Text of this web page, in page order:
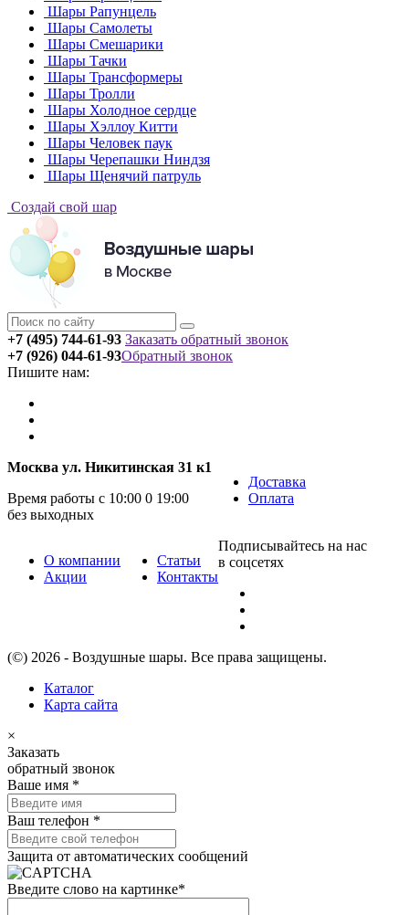
Шары Рапунцель
Шары Самолеты
Шары Смешарики
Шары Тачки
Шары Трансформеры
Шары Тролли
Шары Холодное сердце
Шары Хэллоу Китти
Шары Человек паук
Шары Черепашки Ниндзя
Шары Щенячий патруль
Создай свой шар
+7 (495) 744-61-93 Заказать обратный звонок
+7 (926) 044-61-93
Пишите нам:
Обратный звонок
Москва ул. Никитинская 31 к1
Время работы с 10:00 0 19:00
без выходных
Доставка
Оплата
О компании
Акции
Статьи
Контакты
Подписывайтесь на нас
в соцсетях
(©) 2026 - Воздушные шары. Все права защищены.
Каталог
Карта сайта
×
Заказать
обратный звонок
Ваше имя *
Ваш телефон *
Защита от автоматических сообщений
Введите слово на картинке*